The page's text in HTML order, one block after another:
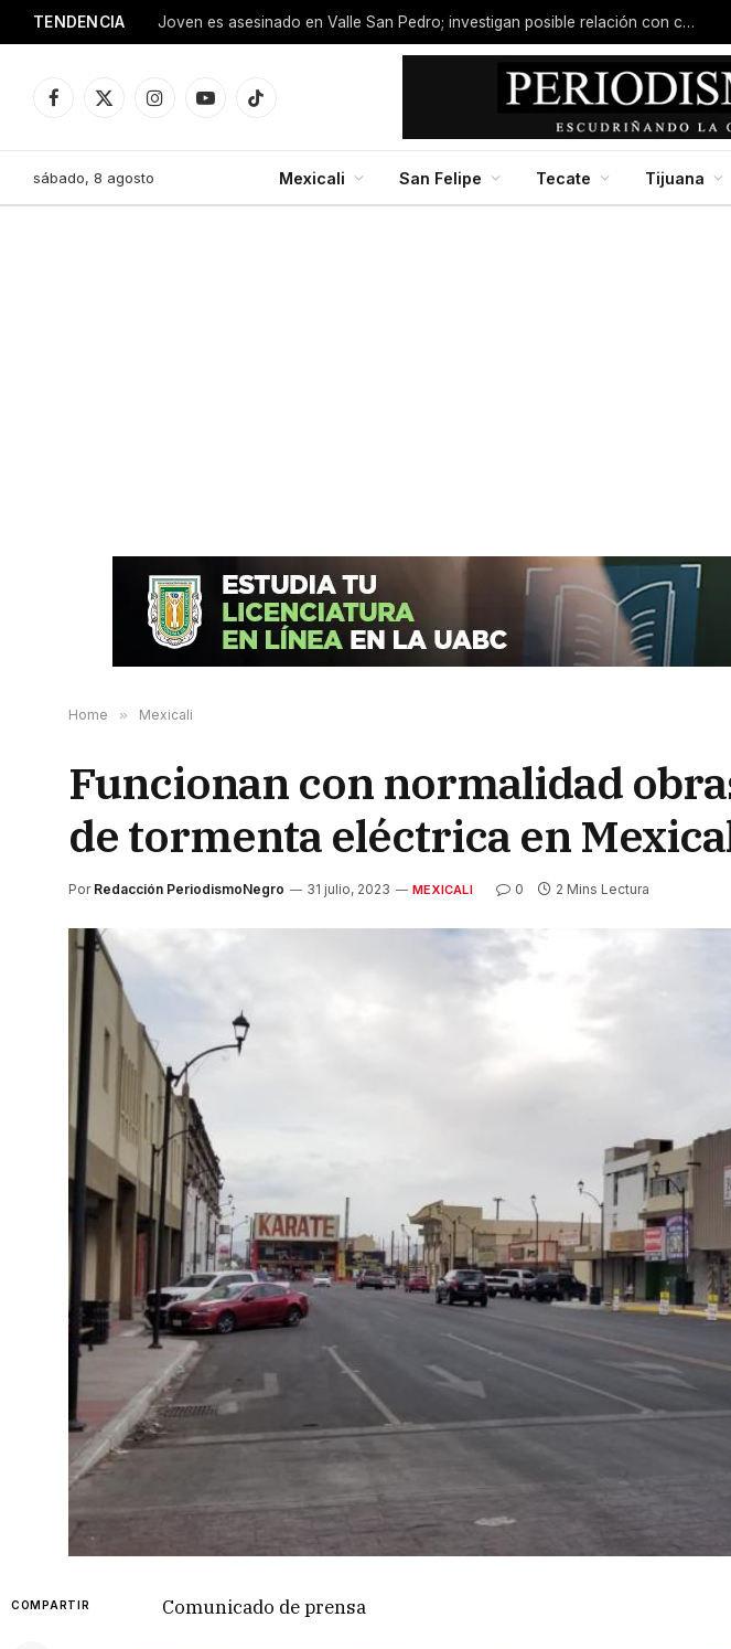
TENDENCIA Joven es asesinado en Valle San Pedro; investigan posible relación con carreras clandestinas
Facebook
X
InstagramYouTubeTikTok
sábado, 8 agosto Mexicali San Felipe Tecate Tijuana
Home » Mexicali
Funcionan con normalidad
de tormenta eléctrica en
Por Redacción PeriodismoNegro 31 julio, 2023 MEXICALI 0 2 Mins Lectura
COMPARTIR Comunicado de prensa